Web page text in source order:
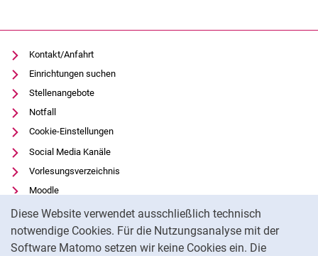
Diese Website verwendet ausschließlich technisch
notwendige Cookies. Für die Nutzungsanalyse mit der
Software Matomo setzen wir keine Cookies ein. Die
Kontakt/Anfahrt
Einrichtungen suchen
Stellenangebote
Notfall
Cookie-Einstellungen
Social Media Kanäle
Vorlesungsverzeichnis
Moodle
Panopto
Universitätsbibliothek
Datenschutz